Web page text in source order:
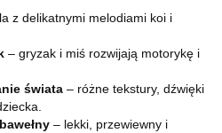
z delikatnymi melodiami koi i
– gryzak i miś rozwijają motorykę i
świata – różne tekstury, dźwięki
– lekki, przewiewny i